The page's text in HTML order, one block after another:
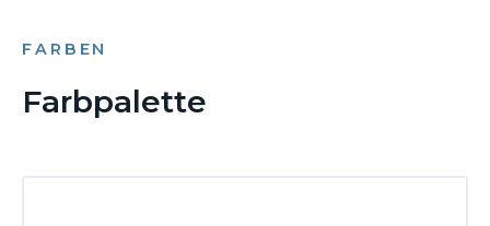
FARBEN
Farbpalette